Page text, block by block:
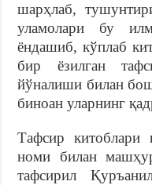
шарҳлаб,
уламолари бу
ёндашиб, кўплаб
бир ёзилган
йўналиши билан
биноан уларнинг
Тафсир китоблари
номи билан
тафсирил